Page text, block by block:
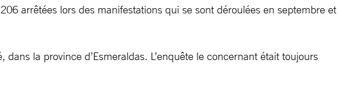
arrêtées lors des manifestations qui se sont déroulées en septembre et
la province d’Esmeraldas. L’enquête le concernant était toujours